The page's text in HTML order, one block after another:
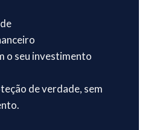
o seu investimento
de verdade, sem